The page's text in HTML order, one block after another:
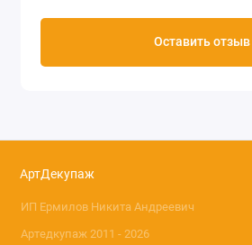
Оставить отзыв
АртДекупаж
ИП Ермилов Никита Андреевич
Артедкупаж 2011 - 2026